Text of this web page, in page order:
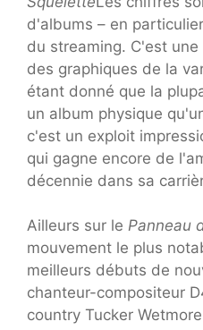
d'albums – en
du streaming. C'est
des graphiques de la
étant donné que la
un album physique
c'est un exploit
qui gagne encore de
décennie dans sa
Ailleurs sur le Panneau
mouvement le plus
meilleurs débuts de
chanteur-compositeur
country Tucker